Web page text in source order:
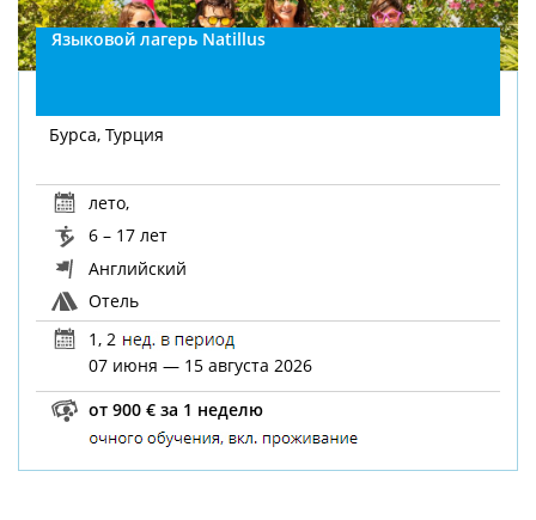
Языковой лагерь Natillus
Бурса, Турция
лето,
6 – 17 лет
Английский
Отель
1, 2
07 июня — 15 августа 2026
от 900 € за 1 неделю